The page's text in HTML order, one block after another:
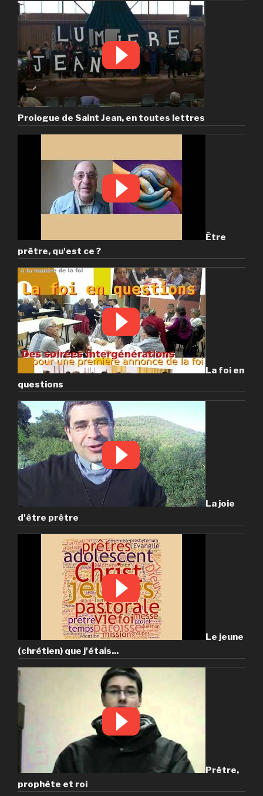
Prologue de Saint Jean, en toutes lettres
Être
prêtre, qu'est ce ?
La foi en
questions
La joie
d'être prêtre
Le jeune
(chrétien) que j'étais...
Prêtre,
prophète et roi